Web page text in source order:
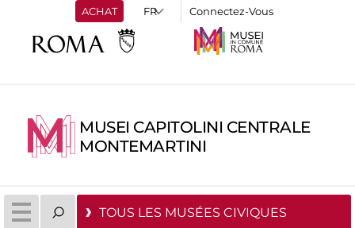
ACHAT Connectez-Vous
MUSEI CAPITOLINI CENTRALE
MONTEMARTINI
TOUS LES MUSÉES CIVIQUES